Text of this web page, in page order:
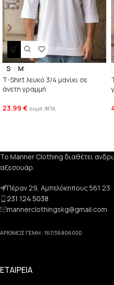
S
M
T-Shirt λευκό 3/4 μανίκι σε
άνετη γραμμή
23.99 € συμπ. ΦΠΑ
Το Manner Clothing διαθέτει
αξεσουάρ.
Πέραν 29, Αμπελόκηπους 561 23
231 124 5038
mannerclothingskg@gmail.com
ΑΡΙΘΜΟΣ ΓΕΜΗ : 161136806000
ΕΤΑΙΡΕΙΑ